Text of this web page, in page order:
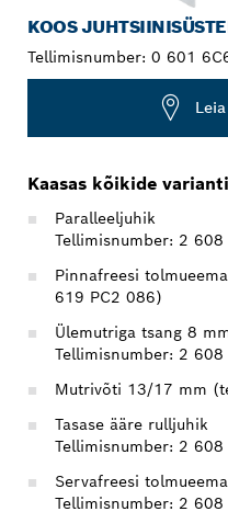
KOOS
Tellimisnumber: 0 601
Kaasas kõikide
Paralleeljuhik
Tellimisnumber: 2
Pinnafreesi
619 PC2 086)
Ülemutriga tsang 8
Tellimisnumber: 2
Mutrivõti 13/17 mm
Tasase ääre rulljuhik
Tellimisnumber: 2
Servafreesi
Tellimisnumber: 2